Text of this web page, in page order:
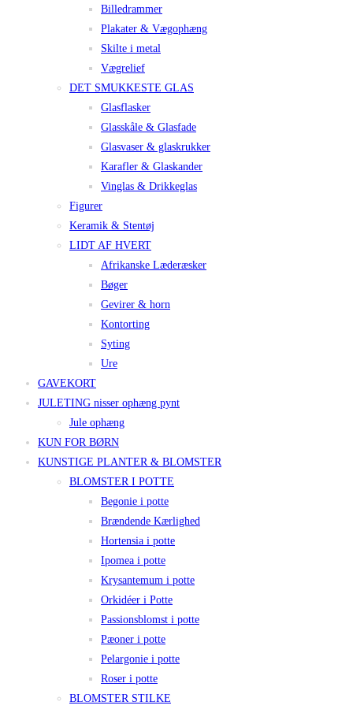
Billedrammer
Plakater & Vægophæng
Skilte i metal
Vægrelief
DET SMUKKESTE GLAS
Glasflasker
Glasskåle & Glasfade
Glasvaser & glaskrukker
Karafler & Glaskander
Vinglas & Drikkeglas
Figurer
Keramik & Stentøj
LIDT AF HVERT
Afrikanske Læderæsker
Bøger
Gevirer & horn
Kontorting
Syting
Ure
GAVEKORT
JULETING nisser ophæng pynt
Jule ophæng
KUN FOR BØRN
KUNSTIGE PLANTER & BLOMSTER
BLOMSTER I POTTE
Begonie i potte
Brændende Kærlighed
Hortensia i potte
Ipomea i potte
Krysantemum i potte
Orkidéer i Potte
Passionsblomst i potte
Pæoner i potte
Pelargonie i potte
Roser i potte
BLOMSTER STILKE